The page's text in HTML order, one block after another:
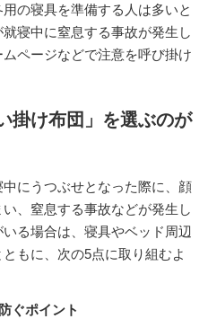
の寝具を準備する人は多いと
寝中に窒息する事故が発生し
ページなどで注意を呼び掛け
掛け布団」を選ぶのが
にうつぶせとなった際に、顔
、窒息する事故などが発生し
る場合は、寝具やベッド周辺
もに、次の5点に取り組むよ
ぐポイント